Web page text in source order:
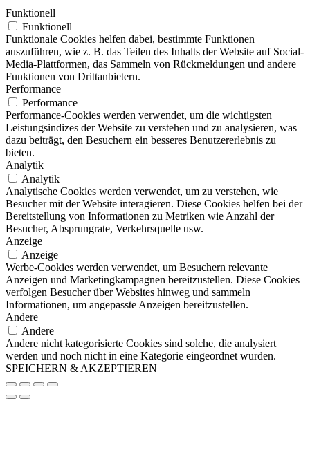
Funktionell
Funktionell
Funktionale Cookies helfen dabei, bestimmte Funktionen
auszuführen, wie z. B. das Teilen des Inhalts der Website auf Social-
Media-Plattformen, das Sammeln von Rückmeldungen und andere
Funktionen von Drittanbietern.
Performance
Performance
Performance-Cookies werden verwendet, um die wichtigsten
Leistungsindizes der Website zu verstehen und zu analysieren, was
dazu beiträgt, den Besuchern ein besseres Benutzererlebnis zu
bieten.
Analytik
Analytik
Analytische Cookies werden verwendet, um zu verstehen, wie
Besucher mit der Website interagieren. Diese Cookies helfen bei der
Bereitstellung von Informationen zu Metriken wie Anzahl der
Besucher, Absprungrate, Verkehrsquelle usw.
Anzeige
Anzeige
Werbe-Cookies werden verwendet, um Besuchern relevante
Anzeigen und Marketingkampagnen bereitzustellen. Diese Cookies
verfolgen Besucher über Websites hinweg und sammeln
Informationen, um angepasste Anzeigen bereitzustellen.
Andere
Andere
Andere nicht kategorisierte Cookies sind solche, die analysiert
werden und noch nicht in eine Kategorie eingeordnet wurden.
SPEICHERN & AKZEPTIEREN